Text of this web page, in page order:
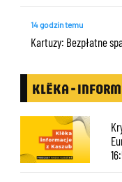
14 godzin temu
Kartuzy: Bezpłatne
KLËKA -